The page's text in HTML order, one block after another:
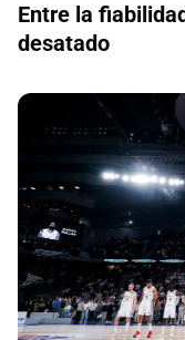
Entre la
desatado